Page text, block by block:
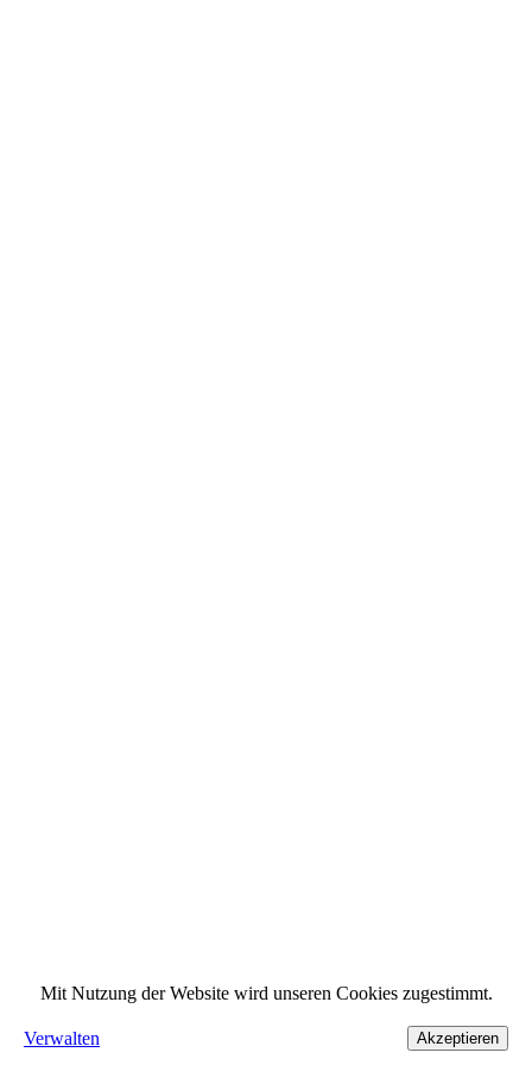
Mit Nutzung der Website wird unseren Cookies zugestimmt.
Verwalten Akzeptieren